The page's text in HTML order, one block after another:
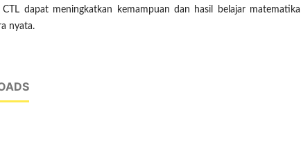
CTL dapat meningkatkan kemampuan dan hasil belajar matematika
nyata.